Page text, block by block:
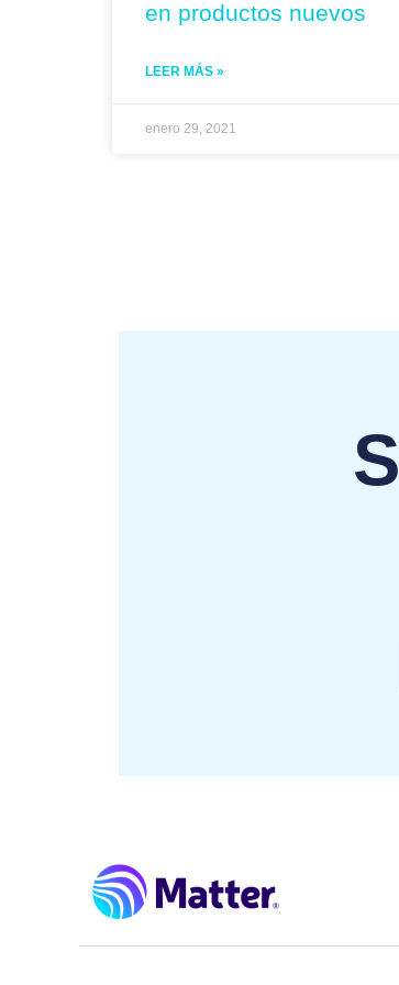
en productos nuevos
LEER MÁS »
enero 29, 2021